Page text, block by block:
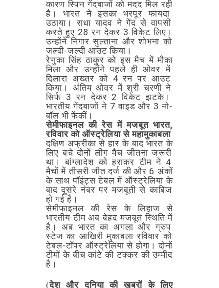
कारण स्पिन गेंदबाजों को मदद मिल रही
है।
भारत नेइसका भरपूर फायदा
उठाया।
राधायादव नेगेंद से वापसी
करते हुए 28 रन देकर 3 विकेट लिए।
उन्होंनेनिगार सुल्ताना और शोभना को
जल्दी-जल्दी आउटकिया।
रेणुका सिंह ठाकुर को इसमैच मेंमौका
मिला और उन्होंनेपहले ही ओवर में
दिलारा अख्तर को4 रन पर आउट
किया।
अंतिमओवर मेंश्री चरणीने
सिर्फ 3 रनदेकर 2 विकेट झटके।
भारतीय गेंदबाजोंने7 वाइडऔर 3 नो-
बॉल भीफेंकीं।
सेमीफाइनल की रेस मेंमजबूतभारत,
रविवारको ऑस्ट्रेलियासेमहामुकाबला
दक्षिण अफ्रीकासे हार केबादभारत के
लिए बचेदोनों लीग मैचजीतनाजरूरी
था।
बांग्लादेश को हराकर टीमने4
मैचोंमें तीसरीजीतदर्ज कीऔर 6 अंकों
केसाथ पॉइंट्सटेबल में ऑस्ट्रेलिया के
बाद दूसरे नंबर पर मजबूतीसे काबिज
होगईहै।
सेमीफाइनल की रेस के लिहाज से
भारतीय टीमअब बेहद मजबूतस्थितिमें
है।
अब भारतका अगलाऔर ग्रुप
स्टेज का आखिरीमुकाबला रविवार को
टेबल-टॉपर ऑस्ट्रेलियासे होगा। दोनों
टीमों केबीचकांटे की टक्कर कीउम्मीद
है।
(देश और दुनिया की खबरों के लिए